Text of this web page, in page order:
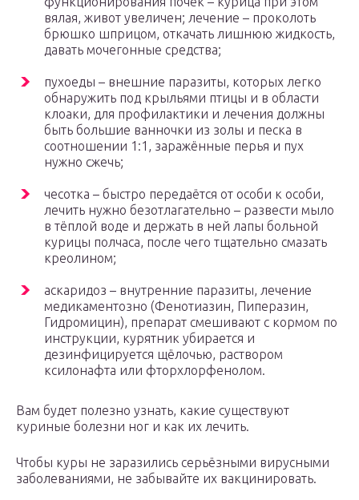
вялая, живот увеличен; лечение – проколоть
брюшко шприцом, откачать лишнюю жидкость,
давать мочегонные средства;
пухоеды – внешние паразиты, которых легко
обнаружить под крыльями птицы и в области
клоаки, для профилактики и лечения должны
быть большие ванночки из золы и песка в
соотношении 1:1, заражённые перья и пух
нужно сжечь;
чесотка – быстро передаётся от особи к особи,
лечить нужно безотлагательно – развести мыло
в тёплой воде и держать в ней лапы больной
курицы полчаса, после чего тщательно смазать
креолином;
аскаридоз – внутренние паразиты, лечение
медикаментозно (Фенотиазин, Пиперазин,
Гидромицин), препарат смешивают с кормом по
инструкции, курятник убирается и
дезинфицируется щёлочью, раствором
ксилонафта или фторхлорфенолом.
Вам будет полезно узнать, какие существуют
куриные болезни ног и как их лечить.
Чтобы куры не заразились серьёзными вирусными
заболеваниями, не забывайте их вакцинировать.